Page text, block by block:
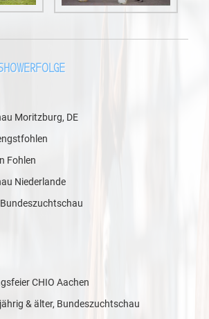
Moritzburg, DE
Fohlen
Niederlande
CHIO Aachen
& älter, Bundeszuchtschau